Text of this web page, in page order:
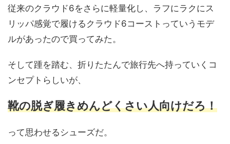
従来のクラウド6をさらに軽量化し、ラフにラクにス
リッパ感覚で履けるクラウド6コーストっていうモデ
ルがあったので買ってみた。
そして踵を踏む、折りたたんで旅行先へ持っていくコ
ンセプトらしいが、
靴の脱ぎ履きめんどくさい人向けだろ！
って思わせるシューズだ。